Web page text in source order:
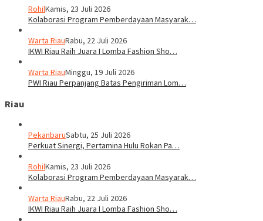
RohilKamis, 23 Juli 2026
Kolaborasi Program Pemberdayaan Masyarak…
Warta RiauRabu, 22 Juli 2026
IKWI Riau Raih Juara I Lomba Fashion Sho…
Warta RiauMinggu, 19 Juli 2026
PWI Riau Perpanjang Batas Pengiriman Lom…
Riau
PekanbaruSabtu, 25 Juli 2026
Perkuat Sinergi, Pertamina Hulu Rokan Pa…
RohilKamis, 23 Juli 2026
Kolaborasi Program Pemberdayaan Masyarak…
Warta RiauRabu, 22 Juli 2026
IKWI Riau Raih Juara I Lomba Fashion Sho…